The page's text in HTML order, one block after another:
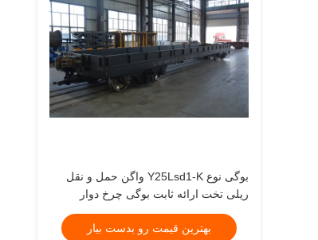
بوگی نوع Y25Lsd1-K واگن حمل و نقل
ریلی تخت ارائه ثابت بوگی چرخ دوار
1727.2mm طراحی شده برای حمل و نقل
بار سنگینبهترین قیمت رو بدست بیار